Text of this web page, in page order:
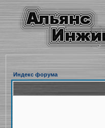
Индекс форума